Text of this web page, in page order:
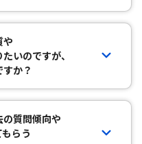
や
いのですが、
か？
質問傾向や
らう